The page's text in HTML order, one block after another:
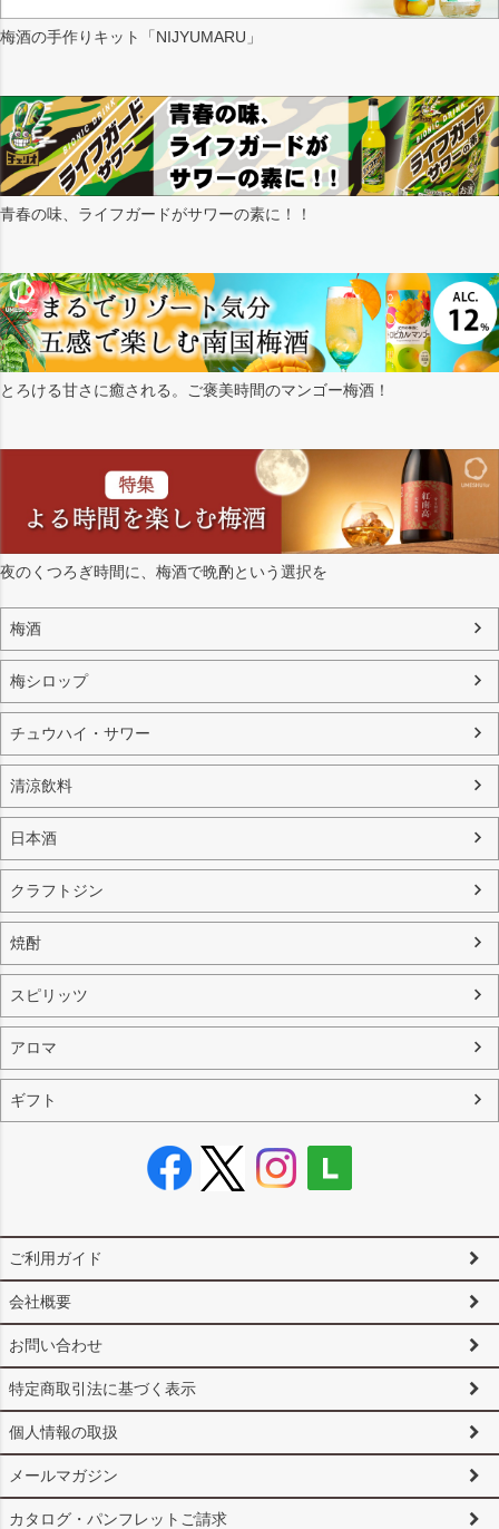
梅酒の手作りキット「NIJYUMARU」
青春の味、ライフガードがサワーの素に！！
とろける甘さに癒される。ご褒美時間のマンゴー梅酒！
夜のくつろぎ時間に、梅酒で晩酌という選択を
梅酒
梅シロップ
チュウハイ・サワー
清涼飲料
日本酒
クラフトジン
焼酎
スピリッツ
アロマ
ギフト
ご利用ガイド
会社概要
お問い合わせ
特定商取引法に基づく表示
個人情報の取扱
メールマガジン
カタログ・パンフレットご請求